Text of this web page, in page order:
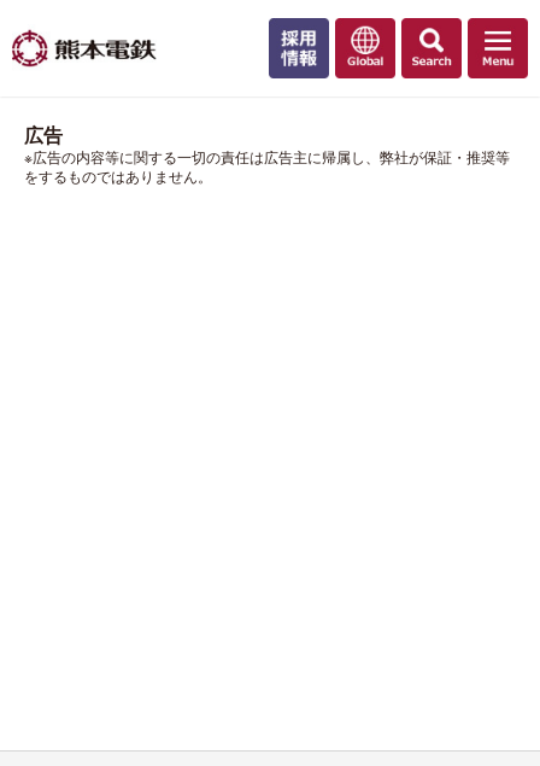
広告
※広告の内容等に関する一切の責任は広告主に帰属し、弊社が保証・推奨等
をするものではありません。